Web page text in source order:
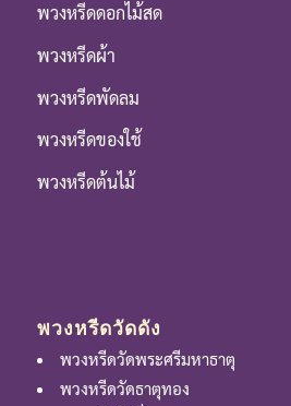
พวงหรีดดอกไม้สด
พวงหรีดผ้า
พวงหรีดพัดลม
พวงหรีดของใช้
พวงหรีดต้นไม้
พวงหรีดวัดดัง
พวงหรีดวัดพระศรีมหาธาตุ
พวงหรีดวัดธาตุทอง